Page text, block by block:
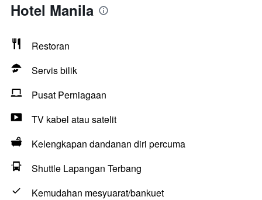
Hotel Manila
Restoran
Servis bilik
Pusat Perniagaan
TV kabel atau satelit
Kelengkapan dandanan diri percuma
Shuttle Lapangan Terbang
Kemudahan mesyuarat/bankuet